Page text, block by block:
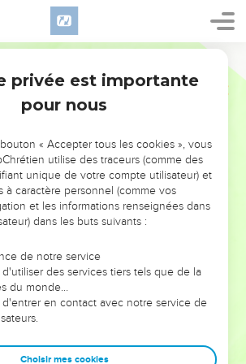
PAS L’ÉVÉNEMENT
DE L’ANNÉE !
POUVAIENT VOUS ÉVITER LES
VOTRES ?
Mais on voit moins les doutes, les erreurs
qu'ils ont traversés, alors même que ce
elles qui les ont façonnés.
leaders, entrepreneurs, et responsables
plus de sagesse afin que leurs erreurs
privée est importante
pour nous
« Accepter tous les cookies », vous
utilise des traceurs (comme des
unique de votre compte utilisateur) et
à caractère personnel (comme vos
et les informations renseignées dans
dans les buts suivants :
de notre service
des services tiers tels que de la
du monde…
en contact avec notre service de
Choisir mes cookies